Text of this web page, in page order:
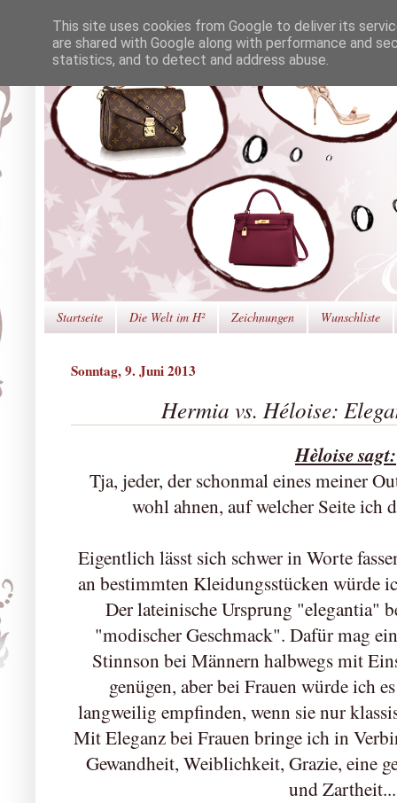
Startseite Die Welt im H² Zeichnungen Wunschliste
Sonntag, 9. Juni 2013
Hermia vs. Héloise:
Hèloise sagt:
Tja, jeder, der schonmal eines meiner
wohl ahnen, auf welcher Seite ich
Eigentlich lässt sich schwer in Worte
an bestimmten Kleidungsstücken würde
Der lateinische Ursprung "elegantia"
"modischer Geschmack". Dafür mag
Stinnson bei Männern halbwegs mit
genügen, aber bei Frauen würde ich
langweilig empfinden, wenn sie nur
Mit Eleganz bei Frauen bringe ich in
Gewandheit, Weiblichkeit, Grazie, eine
und
This site uses cookies from Google to deliver its
are shared with Google along with performance and
statistics, and to detect and address abuse.